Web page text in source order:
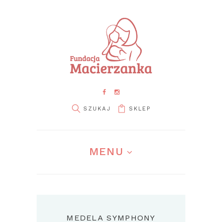
SKLEP
MENU
MEDELA SYMPHONY